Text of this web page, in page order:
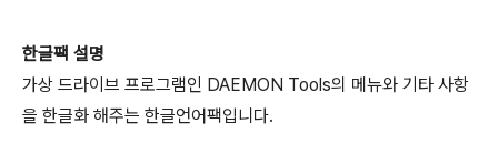
한글팩 설명
가상 드라이브 프로그램인 DAEMON Tools의 메뉴와 기타 사항
을 한글화 해주는 한글언어팩입니다.